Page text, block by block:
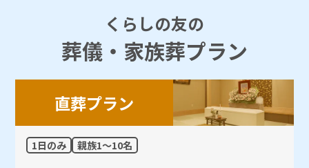
くらしの友の
葬儀・家族葬プラン
直葬プラン
1日のみ 親族1～10名